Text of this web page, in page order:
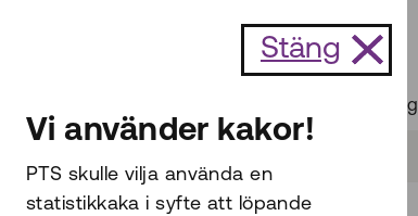
Evenemang
Stäng
Vi använder kakor!
PTS skulle vilja använda en
statistikkaka i syfte att löpande